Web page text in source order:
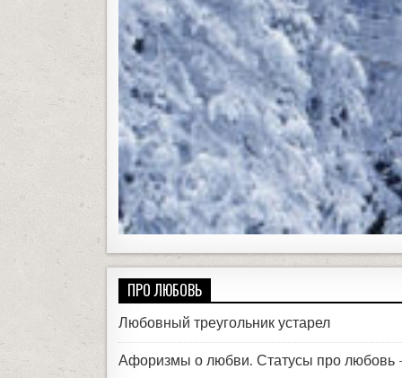
ПРО ЛЮБОВЬ
Любовный треугольник устарел
Афоризмы о любви. Статусы про